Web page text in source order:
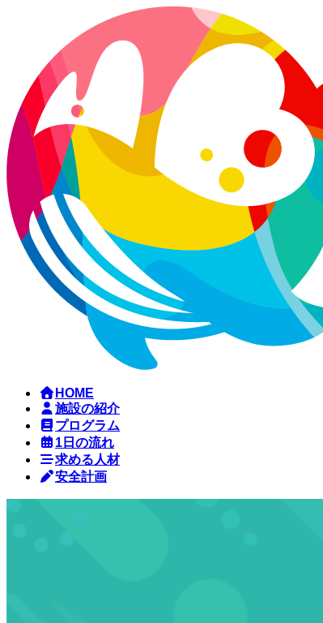
ス
キ
ッ
プ
ン
に
移
動
HOME
施設の紹介
プログラム
1日の流れ
求める人材
安全計画